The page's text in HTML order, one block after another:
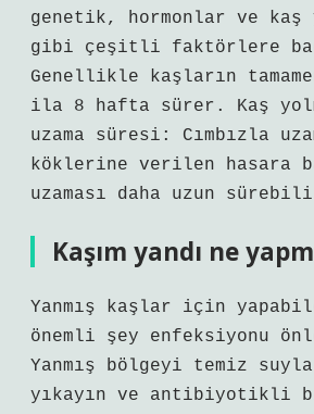
genetik, hormonlar ve kaş
gibi çeşitli faktörlere
Genellikle kaşların
ila 8 hafta sürer. Kaş
uzama süresi: Cımbızla
köklerine verilen hasara
uzaması daha uzun
Kaşım yandı ne
Yanmış kaşlar için
önemli şey enfeksiyonu
Yanmış bölgeyi temiz
yıkayın ve antibiyotikli